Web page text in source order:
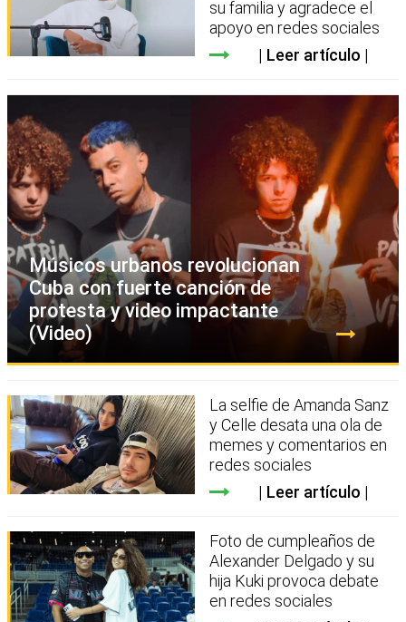
su familia y agradece el
apoyo en redes sociales
Leer artículo
Músicos urbanos revolucionan
Cuba con fuerte canción de
protesta y video impactante
(Video)
La selfie de Amanda Sanz
y Celle desata una ola de
memes y comentarios en
redes sociales
Leer artículo
Foto de cumpleaños de
Alexander Delgado y su
hija Kuki provoca debate
en redes sociales